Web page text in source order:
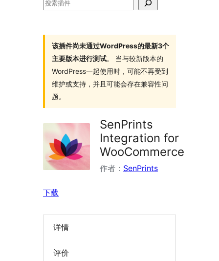
搜
该插件尚未通过WordPress的最新3个
主要版本进行测试。 当与较新版本的
WordPress一起使用时，可能不再受到
维护或支持，并且可能会存在兼容性问
题。
SenPrints
Integration for
WooCommerce
作者： SenPrints
下载
详情
评价